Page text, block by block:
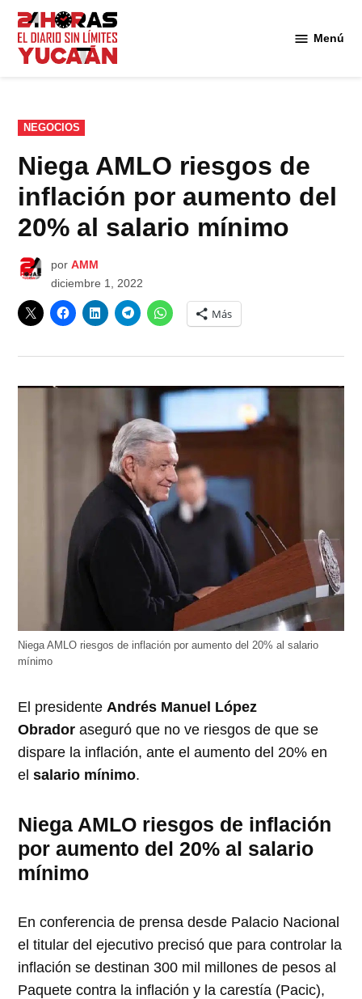
Saltar
contenido
Menú
PUBLICADO
EN
NEGOCIOS
Niega AMLO riesgos de
inflación por aumento del
20% al salario mínimo
por AMM
diciembre 1, 2022
Más
Niega AMLO riesgos de inflación por aumento del 20% al salario
mínimo
El presidente Andrés Manuel López
Obrador aseguró que no ve riesgos de que se
dispare la inflación, ante el aumento del 20% en
elsalario mínimo.
Niega AMLO riesgos de inflación
por aumento del 20% al salario
mínimo
En conferencia de prensa desde Palacio Nacional
el titular del ejecutivo precisó que para controlar la
inflación se destinan 300 mil millones de pesos al
Paquete contra la inflación y la carestía (Pacic),